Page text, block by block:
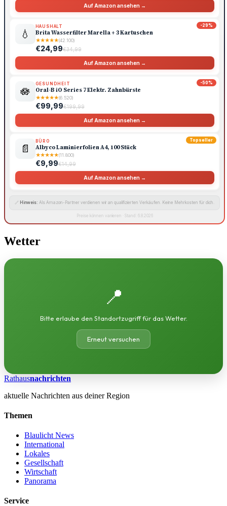
Auf Amazon ansehen →
-29%
💧
HAUSHALT
Brita Wasserfilter Marella + 3 Kartuschen
★★★★★(42.100)
€24,99€34,99
Auf Amazon ansehen →
-50%
🪷
GESUNDHEIT
Oral-B iO Series 7 Elektr. Zahnbürste
★★★★★(6.520)
€99,99€199,99
Auf Amazon ansehen →
Topseller
📄
BÜRO
Albyco Laminierfolien A4, 100 Stück
★★★★★(11.800)
€9,99€14,99
Auf Amazon ansehen →
🔗 Hinweis: Als Amazon-Partner verdienen wir an qualifizierten Verkäufen. Keine Mehrkosten für dich.
Preise können variieren · Stand: 6.8.2026
Wetter
📍
Bitte erlaube den Standortzugriff für das Wetter.
Erneut versuchen
Rathausnachrichten
aktuelle Nachrichten aus deiner Region
Themen
Blaulicht News
International
Lokales
Gesellschaft
Wirtschaft
Panorama
Service